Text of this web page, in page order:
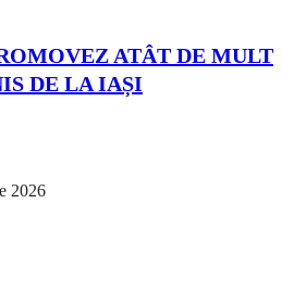
ATÂT DE MULT
DE LA IAȘI
2026